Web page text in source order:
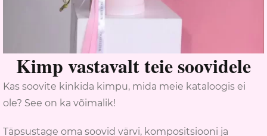
Kimp vastavalt teie soovidele
Kas soovite kinkida kimpu, mida meie kataloogis ei
ole? See on ka võimalik!
Täpsustage oma soovid värvi, kompositsiooni ja